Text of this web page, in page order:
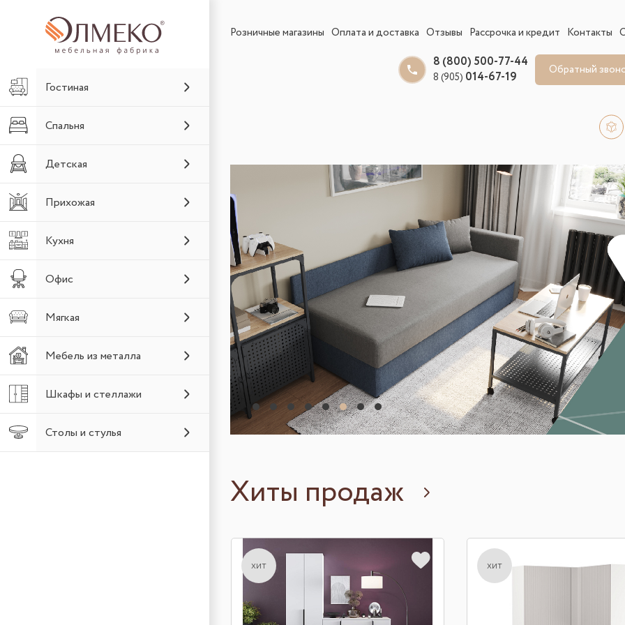
Гостиная
Спальня
Детская
Прихожая
Кухня
Офис
Мягкая
Мебель из металла
Шкафы и стеллажи
Столы и стулья
Розничные магазины Оплата и доставка Отзывы Рассрочка и кредит Контакты
8 (800) 500-77-44
8 (905) 014-67-19 Обратный
Хиты продаж
хит хит